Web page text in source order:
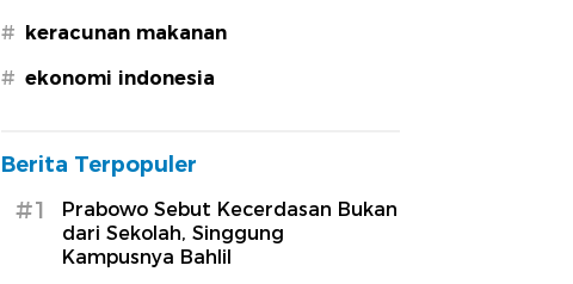
# keracunan makanan
# ekonomi indonesia
Berita Terpopuler
#1
Prabowo Sebut Kecerdasan Bukan
dari Sekolah, Singgung
Kampusnya Bahlil